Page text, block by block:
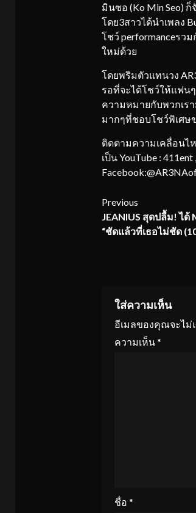
มินซอ (Ko Min Seo)
โดย3สาวได้นำเพลง
โชว์ performanceรว
ใหม่ด้วย
โดยพริมตัวแทนวง
รอที่จะได้โชว์ให้แฟน
ความหมายกับพวกเร
มากๆที่ชอบโชว์พิเศษ
ติดตามความเคลื่อนไห
เป็น YouTube :
Continue
Reading
Previous
JEANIUS สุดปลื้ม! ได้
“ชัดแล้วที่เธอไม่ชัด
ใส่ความเห็น
อีเมลของคุณจะไม่
ความเห็น*
ชื่อ *